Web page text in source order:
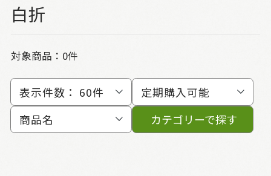
白折
対象商品：0件
表示件数： 60件
定期購入可能
商品名
カテゴリーで探す